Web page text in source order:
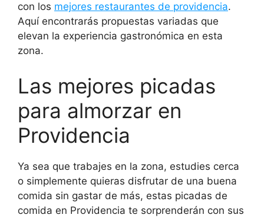
con los mejores restaurantes de providencia.
Aquí encontrarás propuestas variadas que
elevan la experiencia gastronómica en esta
zona.
Las mejores picadas
para almorzar en
Providencia
Ya sea que trabajes en la zona, estudies cerca
o simplemente quieras disfrutar de una buena
comida sin gastar de más, estas picadas de
comida en Providencia te sorprenderán con sus